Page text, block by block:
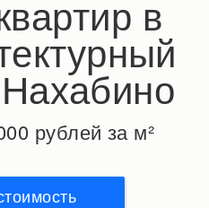
в
рублей за м²